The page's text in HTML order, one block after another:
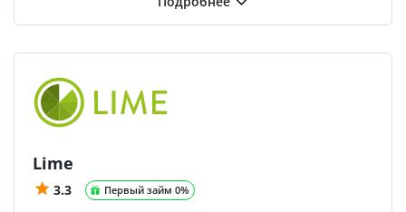
Lime
3.3 Первый займ 0%